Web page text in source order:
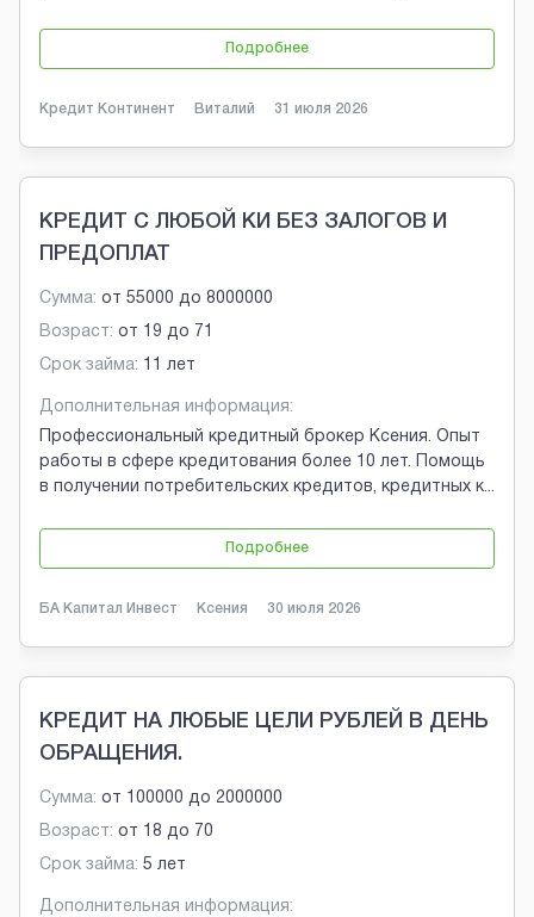
Подробнее
Кредит Континент Виталий 31 июля 2026
КРЕДИТ С ЛЮБОЙ КИ БЕЗ ЗАЛОГОВ И
ПРЕДОПЛАТ
Сумма: от 55000 до 8000000
Возраст: от 19 до 71
Срок займа: 11 лет
Дополнительная информация:
Профессиональный кредитный брокер Ксения. Опыт
работы в сфере кредитования более 10 лет. Помощь
в получении потребительских кредитов, кредитных к...
Подробнее
БА Капитал Инвест Ксения 30 июля 2026
КРЕДИТ НА ЛЮБЫЕ ЦЕЛИ РУБЛЕЙ В ДЕНЬ
ОБРАЩЕНИЯ.
Сумма: от 100000 до 2000000
Возраст: от 18 до 70
Срок займа: 5 лет
Дополнительная информация: